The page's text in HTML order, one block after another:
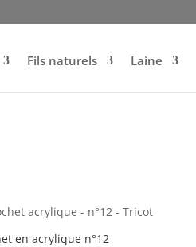
Fils naturels Laine
en acrylique n°12